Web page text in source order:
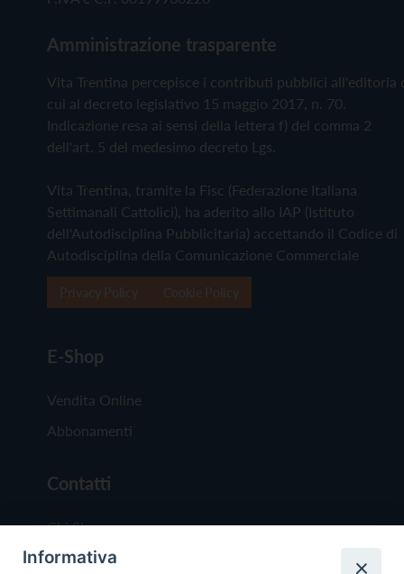
Amministrazione trasparente
Vita Trentina percepisce i contributi pubblici all'editoria
cui al decreto legislativo 15 maggio 2017, n. 70.
Indicazione resa ai sensi della lettera f) del comma 2
dell'art. 5 del medesimo decreto Lgs.
Vita Trentina, tramite la Fisc (Federazione Italiana
Settimanali Cattolici), ha aderito allo IAP (Istituto
dell'Autodisciplina Pubblicitaria) accettando il Codice di
Autodisciplina della Comunicazione Commerciale
E-Shop
Vendita Online
Abbonamenti
Contatti
Chi Siamo
Redazione
Informativa